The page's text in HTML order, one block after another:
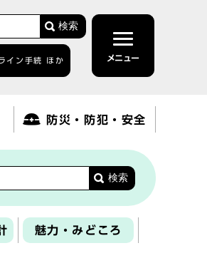
検索
イン手続 ほか メニュー
防災・防犯・安全
検索
魅力・みどころ